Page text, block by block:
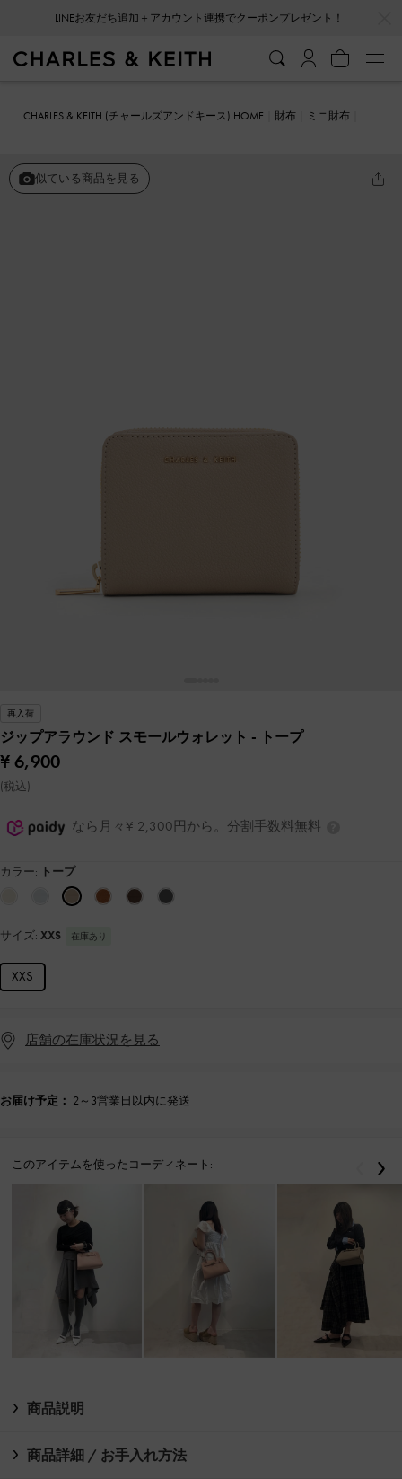
会員登録＋ニュースレター登録で10%OFFクーポンプレゼント！
CHARLES & KEITH (チャールズアンドキース) HOME 財布
ミニ財布
似ている商品を見る
再入荷
ジップアラウンド スモールウォレット - トープ
¥ 6,900
(税込)
なら月々¥ 2,300円から。分割手数料無料
カラー: トープ
サイズ: XXS 在庫あり
XXS
店舗の在庫状況を見る
お届け予定： 2～3営業日以内に発送
このアイテムを使ったコーディネート: 戻る
商品説明
商品詳細 / お手入れ方法